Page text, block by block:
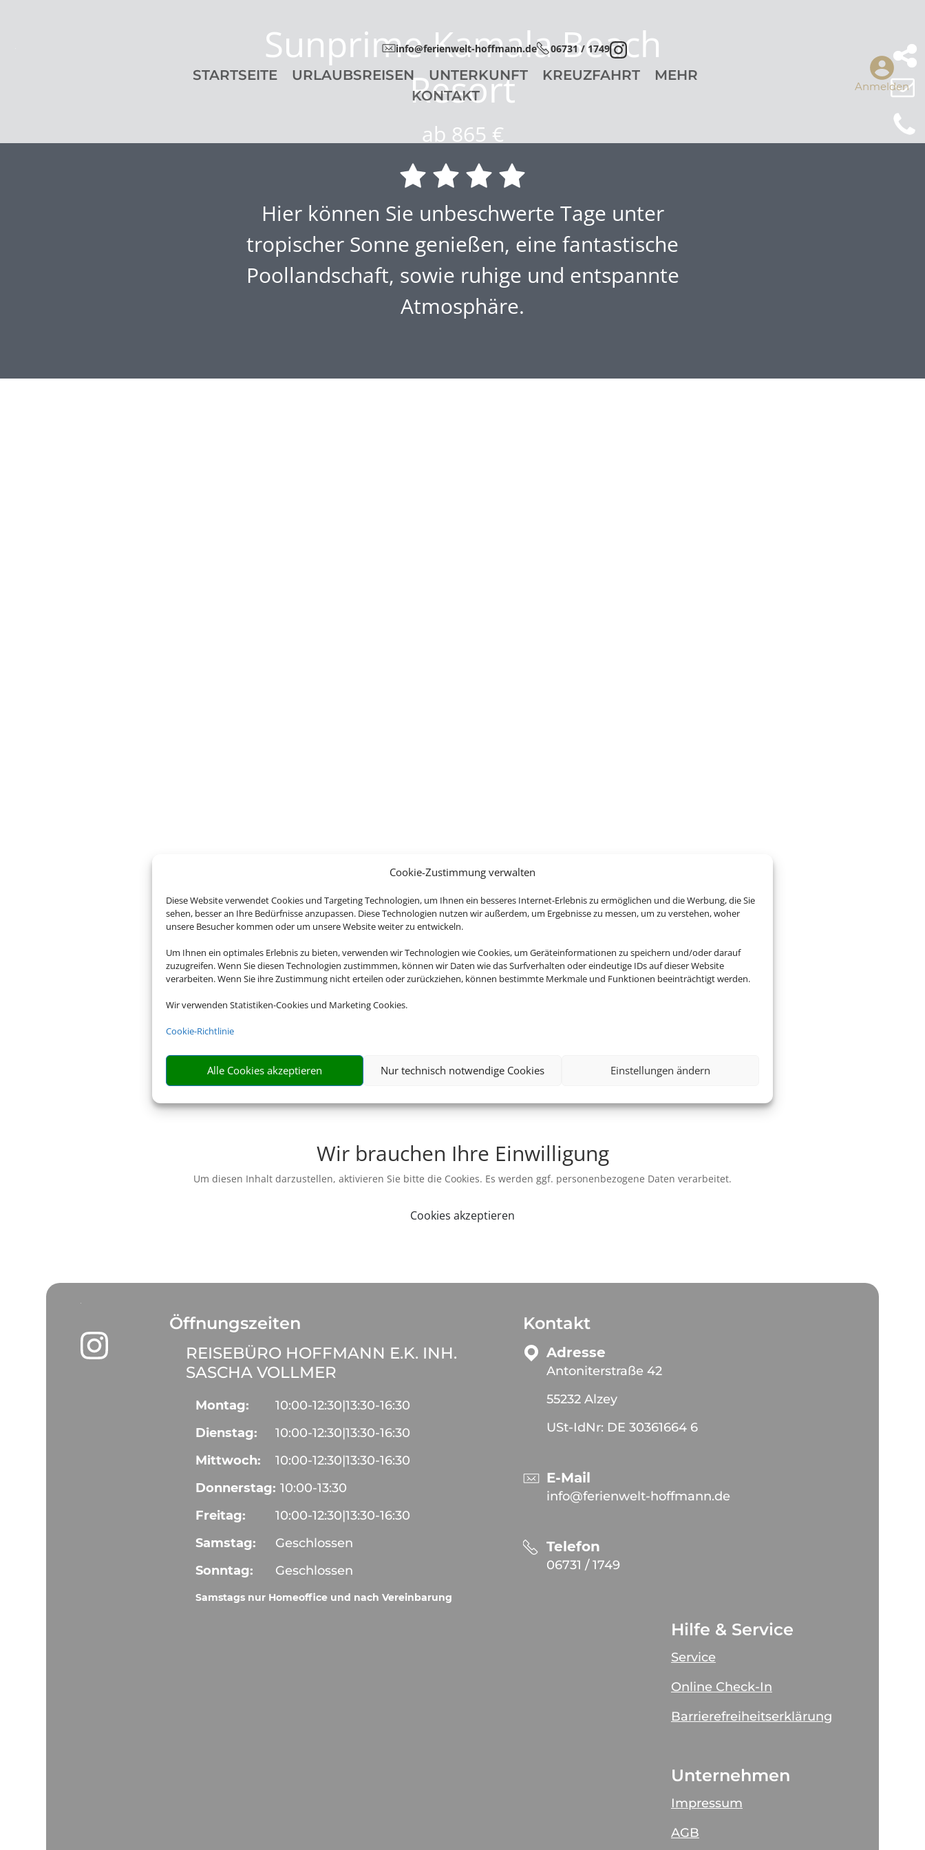
Cookie-Zustimmung verwalten
Diese Website verwendet Cookies und Targeting Technologien, um Ihnen ein besseres Internet-Erlebnis zu ermöglichen und die Werbung, die Sie
sehen, besser an Ihre Bedürfnisse anzupassen. Diese Technologien nutzen wir außerdem, um Ergebnisse zu messen, um zu verstehen, woher
unsere Besucher kommen oder um unsere Website weiter zu entwickeln.
Um Ihnen ein optimales Erlebnis zu bieten, verwenden wir Technologien wie Cookies, um Geräteinformationen zu speichern und/oder darauf
zuzugreifen. Wenn Sie diesen Technologien zustimmmen, können wir Daten wie das Surfverhalten oder eindeutige IDs auf dieser Website
verarbeiten. Wenn Sie ihre Zustimmung nicht erteilen oder zurückziehen, können bestimmte Merkmale und Funktionen beeinträchtigt werden.
Wir verwenden Statistiken-Cookies und Marketing Cookies.
Cookie-Richtlinie
Alle Cookies akzeptieren Nur technisch notwendige Cookies Einstellungen ändern
info@ferienwelt-hoffmann.de 06731 / 1749
Anmelden
STARTSEITE URLAUBSREISEN UNTERKUNFT KREUZFAHRT
MEHR
KONTAKT
Sunprime Kamala Beach
Resort
ab 865 €
Hier können Sie unbeschwerte Tage unter
tropischer Sonne genießen, eine fantastische
Poollandschaft, sowie ruhige und entspannte
Atmosphäre.
Wir brauchen Ihre Einwilligung
Um diesen Inhalt darzustellen, aktivieren Sie bitte die Cookies. Es werden ggf. personenbezogene Daten verarbeitet.
Cookies akzeptieren
Öffnungszeiten
REISEBÜRO HOFFMANN E.K. INH.
SASCHA VOLLMER
Montag: 10:00-12:30|13:30-16:30
Dienstag:
10:00-12:30|13:30-16:30
Mittwoch:
10:00-12:30|13:30-16:30
Donnerstag: 10:00-13:30
Freitag:
10:00-12:30|13:30-16:30
Samstag:
Geschlossen
Sonntag:
Geschlossen
Samstags nur Homeoffice und nach Vereinbarung
Kontakt
Adresse
Antoniterstraße 42
55232 Alzey
USt-IdNr: DE 30361664 6
E-Mail
info@ferienwelt-hoffmann.de
Telefon
06731 / 1749
Hilfe & Service
Service
Online Check-In
Barrierefreiheitserklärung
Unternehmen
Impressum
AGB